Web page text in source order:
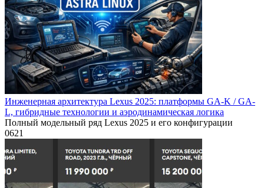
Инженерная архитектура Lexus 2025: платформы GA-K / GA-
L, гибридные технологии и аэродинамическая логика
Полный модельный ряд Lexus 2025 и его конфигурации
0621